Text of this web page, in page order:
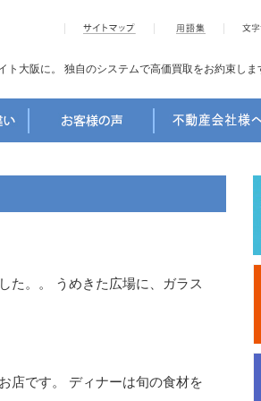
ト大阪に。 独自のシステムで高価買取をお約束しま
た。。 うめきた広場に、ガラス
店です。 ディナーは旬の食材を